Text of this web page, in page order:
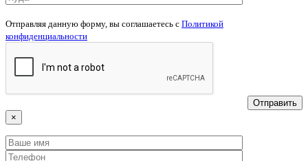
Отправляя данную форму, вы соглашаетесь c Политикой
конфиденциальности
×